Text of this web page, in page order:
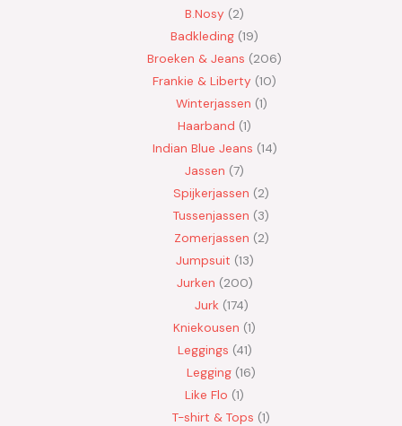
B.Nosy
2
Badkleding 19
Broeken & Jeans
206
Frankie & Liberty 10
Winterjassen 1
Haarband 1
Indian Blue Jeans 14
Jassen 7
Spijkerjassen
2
Tussenjassen
3
Zomerjassen 2
Jumpsuit 13
Jurken 200
Jurk 174
Kniekousen 1
Leggings 41
Legging 16
Like Flo 1
T-shirt & Tops 1